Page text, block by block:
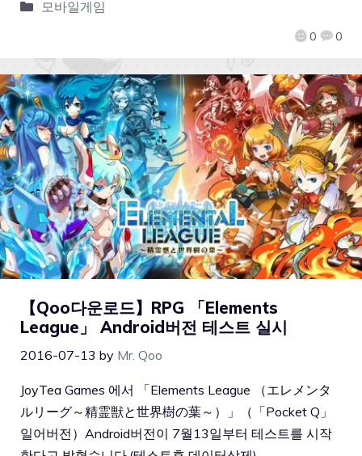
0 0
모바일게임
【Qoo다운로드】RPG 「Elements
League」 Android버전 테스트 실시
2016-07-13 by Mr. Qoo
JoyTea Games 에서 「Elements League （エレメンタ
ルリーグ～精霊獣と世界樹の葉～）」（「Pocket Q」
일어버전）Android버전이 7월13일부터 테스트를 시작